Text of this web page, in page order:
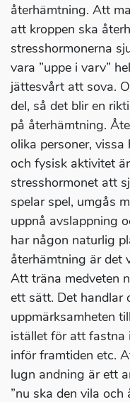
återhämtning. Att
att kroppen ska
stresshormonerna
vara ”uppe i varv”
jättesvårt att sova.
del, så det blir en
på återhämtning.
olika personer,
och fysisk aktivitet
stresshormonet att
spelar spel, umgås
uppnå avslappning
har någon naturlig
återhämtning är det
Att träna medveten
ett sätt. Det handlar
uppmärksamheten
istället för att fastna
inför framtiden etc.
lugn andning är ett
”nu ska den vila